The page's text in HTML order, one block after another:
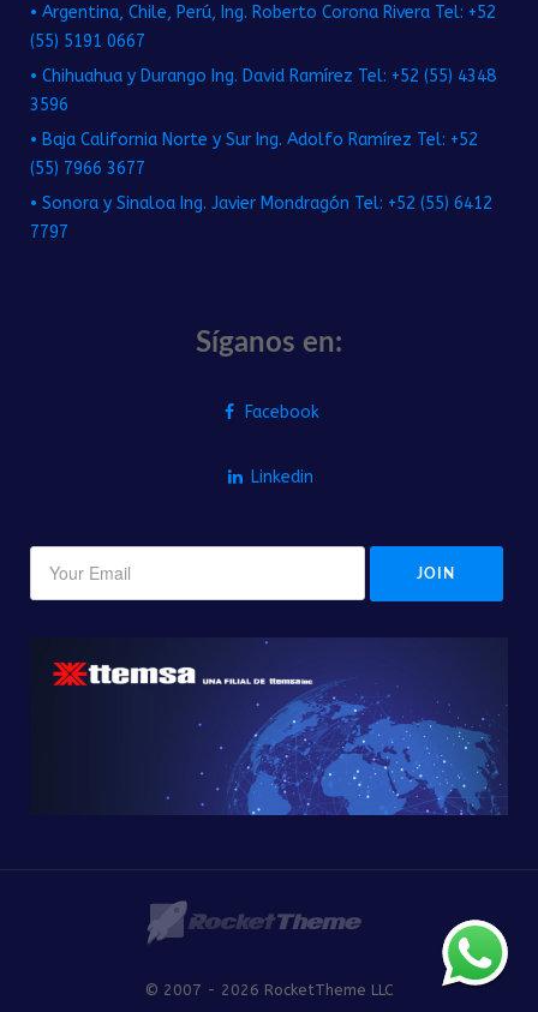
• Argentina, Chile, Perú, Ing. Roberto Corona Rivera Tel: +52
(55) 5191 0667
• Chihuahua y Durango Ing. David Ramírez Tel: +52 (55) 4348
3596
• Baja California Norte y Sur Ing. Adolfo Ramírez Tel: +52
(55) 7966 3677
• Sonora y Sinaloa Ing. Javier Mondragón Tel: +52 (55) 6412
7797
Síganos en:
Facebook
Linkedin
© 2007 - 2026 RocketTheme LLC